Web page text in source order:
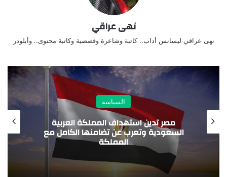
نهى عراقي
نهى عراقي ليسانس أداب.. كاتبة وشاعرة وقصصية وكاتبة محتوى.. وأبلودر
السياسة
مصر تدين استهداف المملكة العربية
السعودية وتعرب عن تضامنها الكامل مع
المملكة